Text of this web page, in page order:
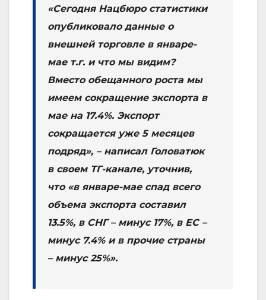
«Сегодня Нацбюро статистики
опубликовало данные о
внешней торговле в январе-
мае т.г. и что мы видим?
Вместо обещанного роста мы
имеем сокращение экспорта в
мае на 17.4%. Экспорт
сокращается уже 5 месяцев
подряд», – написал Головатюк
в своем ТГ-канале, уточнив,
что «в январе-мае спад всего
объема экспорта составил
13.5%, в СНГ – минус 17%, в ЕС –
минус 7.4% и в прочие страны
– минус 25%».